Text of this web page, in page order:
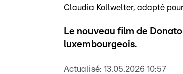
Claudia Kollwelter adapté
Le nouveau film de
luxembourgeois.
Actualisé: 13.05.2026 10:57